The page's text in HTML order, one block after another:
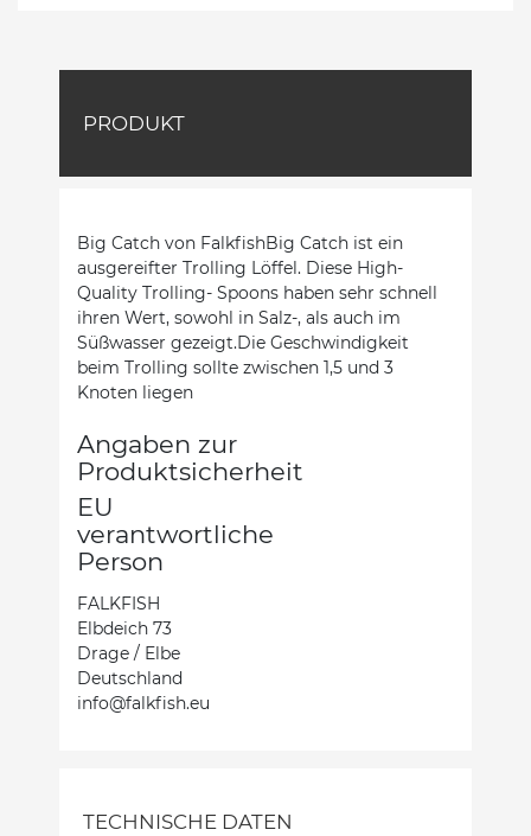
PRODUKT
Big Catch von FalkfishBig Catch ist ein
ausgereifter Trolling Löffel. Diese High-
Quality Trolling- Spoons haben sehr schnell
ihren Wert, sowohl in Salz-, als auch im
Süßwasser gezeigt.Die Geschwindigkeit
beim Trolling sollte zwischen 1,5 und 3
Knoten liegen
Angaben zur
Produktsicherheit
EU
verantwortliche
Person
FALKFISH
Elbdeich 73
Drage / Elbe
Deutschland
info@falkfish.eu
TECHNISCHE DATEN